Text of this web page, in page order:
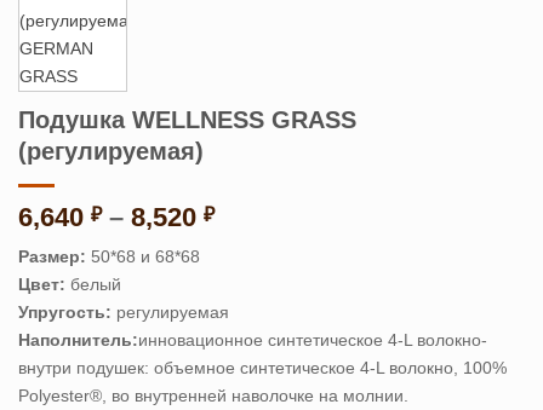
Подушка WELLNESS GRASS
(регулируемая)
6,640 ₽ – 8,520 ₽Диапазон
8,520 ₽
Размер: 50*68 и 68*68
Цвет: белый
Упругость: регулируемая
Наполнитель:инновационное синтетическое 4-L волокно-
внутри подушек: объемное синтетическое 4-L волокно, 100%
Polyester®, во внутренней наволочке на молнии.